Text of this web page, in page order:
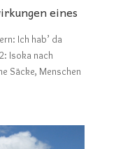
eines
Ich hab’ da
nach
Säcke, Menschen